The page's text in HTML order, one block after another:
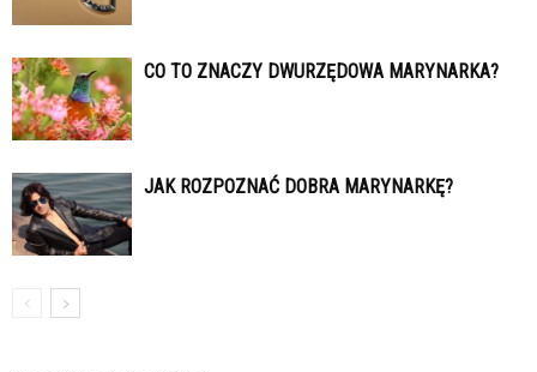
CO TO ZNACZY DWURZĘDOWA MARYNARKA?
JAK ROZPOZNAĆ DOBRA MARYNARKĘ?